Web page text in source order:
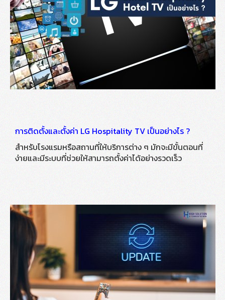
การติดตั้งและตั้งค่า LG Hospitality TV เป็นอย่างไร ?
สำหรับโรงแรมหรือสถานที่ให้บริการต่าง ๆ มักจะมีขั้นตอนที่
ง่ายและมีระบบที่ช่วยให้สามารถตั้งค่าได้อย่างรวดเร็ว